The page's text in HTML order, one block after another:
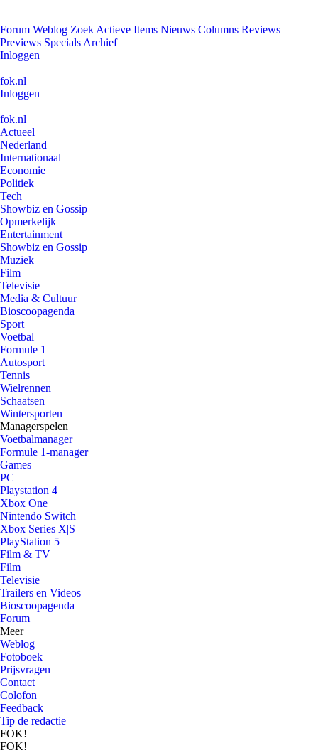
Forum Weblog Zoek Actieve Items Nieuws Columns Reviews
Previews Specials Archief
Inloggen
fok.nl
Inloggen
fok.nl
Actueel
Nederland
Internationaal
Economie
Politiek
Tech
Showbiz en Gossip
Opmerkelijk
Entertainment
Showbiz en Gossip
Muziek
Film
Televisie
Media & Cultuur
Bioscoopagenda
Sport
Voetbal
Formule 1
Autosport
Tennis
Wielrennen
Schaatsen
Wintersporten
Managerspelen
Voetbalmanager
Formule 1-manager
Games
PC
Playstation 4
Xbox One
Nintendo Switch
Xbox Series X|S
PlayStation 5
Film & TV
Film
Televisie
Trailers en Videos
Bioscoopagenda
Forum
Meer
Weblog
Fotoboek
Prijsvragen
Contact
Colofon
Feedback
Tip de redactie
FOK!
FOK!